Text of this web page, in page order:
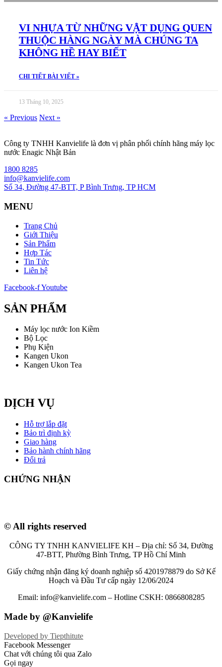
VI NHỰA TỪ NHỮNG VẬT DỤNG QUEN
THUỘC HÀNG NGÀY MÀ CHÚNG TA
KHÔNG HỀ HAY BIẾT
CHI TIẾT BÀI VIẾT »
13 Tháng 10, 2025
« Previous Next »
Công ty TNHH Kanvielife là đơn vị phân phối chính hãng máy lọc
nước Enagic Nhật Bản
1800 8285
info@kanvielife.com
Số 34, Đường 47-BTT, P Bình Trưng, TP HCM
MENU
Trang Chủ
Giới Thiệu
Sản Phẩm
Hợp Tác
Tin Tức
Liên hệ
Facebook-fYoutube
SẢN PHẨM
Máy lọc nước Ion Kiềm
Bộ Lọc
Phụ Kiện
Kangen Ukon
Kangen Ukon Tea
DỊCH VỤ
Hỗ trợ lắp đặt
Bảo trì định kỳ
Giao hàng
Bảo hành chính hãng
Đổi trả
CHỨNG NHẬN
© All rights reserved
CÔNG TY TNHH KANVIELIFE KH – Địa chỉ: Số 34, Đường
47-BTT, Phường Bình Trưng, TP Hồ Chí Minh
Giấy chứng nhận đăng ký doanh nghiệp số 4201978879 do Sở Kế
Hoạch và Đầu Tư cấp ngày 12/06/2024
Email: info@kanvielife.com – Hotline CSKH: 0866808285
Made by @Kanvielife
Developed by Tiepthitute
Facebook Messenger
Chat với chúng tôi qua Zalo
Gọi ngay